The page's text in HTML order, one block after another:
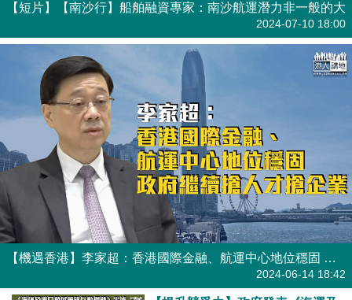
【短片】【南沙行】船舶融資專家：南沙航運潛力非一般的大
2024-07-10 18:00
【機遇香港】李家超：香港國際金融、航運中心地位穩固 政府會繼續搶人才、搶企業
2024-06-14 18:42